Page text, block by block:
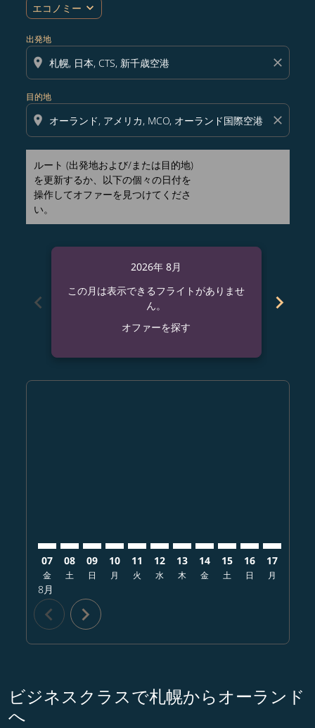
エコノミー expand_more
出発地
location_on close
目的地
location_on close
ルート (出発地および/または目的地)
を更新するか、以下の個々の日付を
操作してオファーを見つけてくださ
い。
chevron_left
2026年 8月
この月は表示できるフライトがありませ
ん。
オファーを探す
chevron_right
07
金
8月
08
土
09
日
10
月
11
火
12
水
13
木
14
金
15
土
16
日
17
月
chevron_left chevron_right
ビジネスクラスで札幌からオーランド
へ